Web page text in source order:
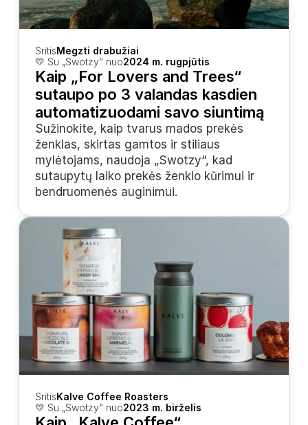
SritisMegzti drabužiai
💛 Su „Swotzy“ nuo2024 m. rugpjūtis
Kaip „For Lovers and Trees“
sutaupo po 3 valandas kasdien
automatizuodami savo siuntimą
Sužinokite, kaip tvarus mados prekės
ženklas, skirtas gamtos ir stiliaus
mylėtojams, naudoja „Swotzy“, kad
sutaupytų laiko prekės ženklo kūrimui ir
bendruomenės auginimui.
SritisKalve Coffee Roasters
💛 Su „Swotzy“ nuo2023 m. birželis